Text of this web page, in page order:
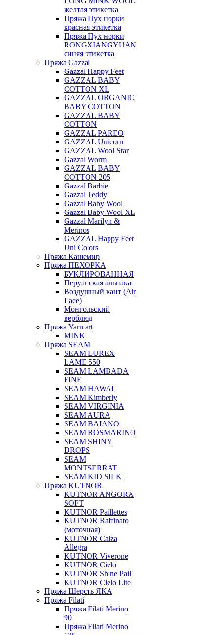
желтая этикетка
Пряжа Пух норки
красная этикетка
Пряжа Пух норки
RONGXIANGYUAN
синяя этикетка
Пряжа Gazzal
Gazzal Happy Feet
GAZZAL BABY
COTTON XL
GAZZAL ORGANIC
BABY COTTON
GAZZAL BABY
COTTON
GAZZAL PAREO
GAZZAL Unicorn
GAZZAL Wool Star
Gazzal Worm
GAZZAL BABY
COTTON 205
Gazzal Barbie
Gazzal Teddy
Gazzal Baby Wool
Gazzal Baby Wool XL
Gazzal Marilyn &
Merinos
GAZZAL Happy Feet
Uni Colors
Пряжа Кашемир
Пряжа ПЕХОРКА
БУКЛИРОВАННАЯ
Перуанская альпака
Воздушный кант (Air
Lace)
Монгольский
верблюд
Пряжа Yarn art
MINK
Пряжа SEAM
SEAM LUREX
LAME 550
SEAM LAMBADA
FINE
SEAM HAWAI
SEAM Kimberly
SEAM VIRGINIA
SEAM AURA
SEAM BAIANO
SEAM ROSMARINO
SEAM SHINY
DROPS
SEAM
MONTSERRAT
SEAM KID SILK
Пряжа KUTNOR
KUTNOR ANGORA
SOFT
KUTNOR Paillettes
KUTNOR Raffinato
(моточная)
KUTNOR Calza
Allegra
KUTNOR Viverone
KUTNOR Cielo
KUTNOR Shine Pail
KUTNOR Cielo Lite
Пряжа Шерсть ЯКА
Пряжа Filati
Пряжа Filati Merino
90
Пряжа Filati Merino